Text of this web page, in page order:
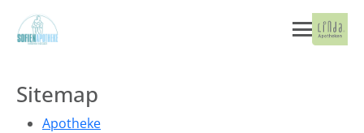
Sitemap
Apotheke